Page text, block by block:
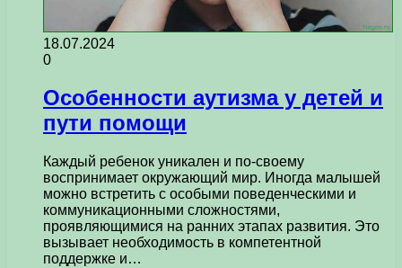
18.07.2024
0
Особенности аутизма у детей и
пути помощи
Каждый ребенок уникален и по-своему
воспринимает окружающий мир. Иногда малышей
можно встретить с особыми поведенческими и
коммуникационными сложностями,
проявляющимися на ранних этапах развития. Это
вызывает необходимость в компетентной
поддержке и…